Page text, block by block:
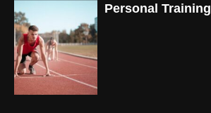
Personal Training